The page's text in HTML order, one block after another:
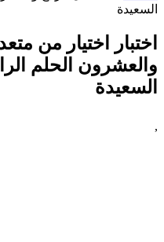
السعيدة
اختبار اختيار من
والعشرون الحلم
السعيدة